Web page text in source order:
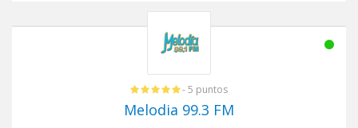
- 5 puntos
Melodia 99.3 FM